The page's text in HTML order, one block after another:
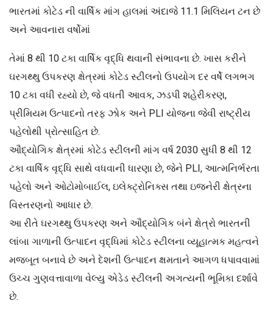
ભારતમાં કોટેડ ની વાર્ષિક માંગ હાલમાં અંદાજે 11.1 મિલિયન ટન છે
અને આવનારા વર્ષોમાં
તેમાં 8 થી 10 ટકા વાર્ષિક વૃદ્ધિ થવાની સંભાવના છે. ખાસ કરીને
ઘરગથ્થુ ઉપકરણ ક્ષેત્રમાં કોટેડ સ્ટીલનો ઉપયોગ દર વર્ષે લગભગ
10 ટકા વધી રહ્યો છે, જે વધતી આવક, ઝડપી શહેરીકરણ,
પ્રીમિયમ ઉત્પાદનો તરફ ઝોક અને PLI યોજના જેવી રાષ્ટ્રીય
પહેલોથી પ્રોત્સાહિત છે.
ઔદ્યોગિક ક્ષેત્રમાં કોટેડ સ્ટીલની માંગ વર્ષ 2030 સુધી 8 થી 12
ટકા વાર્ષિક વૃદ્ધિ સાથે વધવાની ધારણા છે, જેને PLI, આત્મનિર્ભરતા
પહેલો અને ઓટોમોબાઈલ, ઇલેક્ટ્રોનિક્સ તથા ઇજનેરી ક્ષેત્રના
વિસ્તરણનો આધાર છે.
આ રીતે ઘરગથ્થુ ઉપકરણ અને ઔદ્યોગિક બંને ક્ષેત્રો ભારતની
લાંબા ગાળાની ઉત્પાદન વૃદ્ધિમાં કોટેડ સ્ટીલના વ્યૂહાત્મક મહત્વને
મજબૂત બનાવે છે અને દેશની ઉત્પાદન ક્ષમતાને આગળ ધપાવવામાં
ઉચ્ચ ગુણવત્તાવાળા વેલ્યુ એડેડ સ્ટીલની અગત્યની ભૂમિકા દર્શાવે
છે.